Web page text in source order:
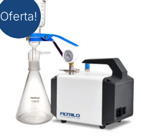
Oferta!
COMPRAR / DETALHES